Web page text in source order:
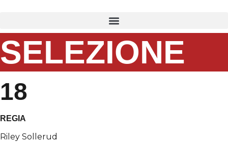
SELEZIONE
18
REGIA
Riley Sollerud